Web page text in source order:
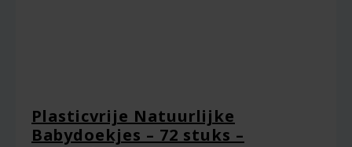
Plasticvrije Natuurlijke
Babydoekjes – 72 stuks –